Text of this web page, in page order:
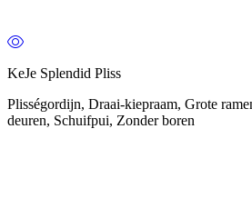
KeJe Splendid Pliss
Plisségordijn, Draai-kiepraam, Grote
deuren, Schuifpui, Zonder boren